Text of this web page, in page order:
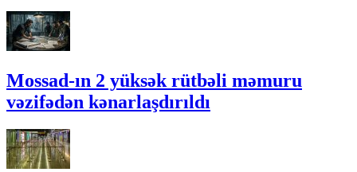
Mossad-ın 2 yüksək rütbəli məmuru
vəzifədən kənarlaşdırıldı